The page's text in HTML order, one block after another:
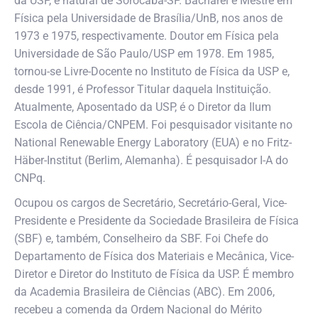
Física pela Universidade de Brasília/UnB, nos anos de
1973 e 1975, respectivamente. Doutor em Física pela
Universidade de São Paulo/USP em 1978. Em 1985,
tornou-se Livre-Docente no Instituto de Física da USP e,
desde 1991, é Professor Titular daquela Instituição.
Atualmente, Aposentado da USP, é o Diretor da Ilum
Escola de Ciência/CNPEM. Foi pesquisador visitante no
National Renewable Energy Laboratory (EUA) e no Fritz-
Häber-Institut (Berlim, Alemanha). É pesquisador I-A do
CNPq.
Ocupou os cargos de Secretário, Secretário-Geral, Vice-
Presidente e Presidente da Sociedade Brasileira de Física
(SBF) e, também, Conselheiro da SBF. Foi Chefe do
Departamento de Física dos Materiais e Mecânica, Vice-
Diretor e Diretor do Instituto de Física da USP. É membro
da Academia Brasileira de Ciências (ABC). Em 2006,
recebeu a comenda da Ordem Nacional do Mérito